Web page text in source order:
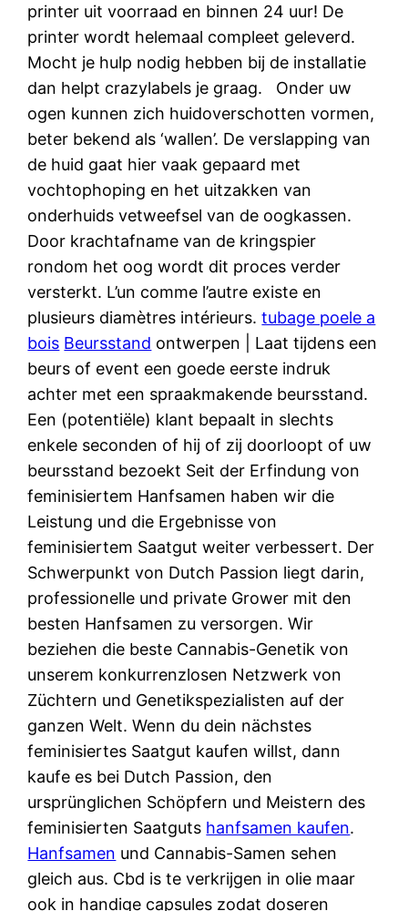
printer uit voorraad en binnen 24 uur! De
printer wordt helemaal compleet geleverd.
Mocht je hulp nodig hebben bij de installatie
dan helpt crazylabels je graag. Onder uw
ogen kunnen zich huidoverschotten vormen,
beter bekend als ‘wallen’. De verslapping van
de huid gaat hier vaak gepaard met
vochtophoping en het uitzakken van
onderhuids vetweefsel van de oogkassen.
Door krachtafname van de kringspier
rondom het oog wordt dit proces verder
versterkt. L’un comme l’autre existe en
plusieurs diamètres intérieurs.tubage poele a
bois Beursstand ontwerpen | Laat tijdens een
beurs of event een goede eerste indruk
achter met een spraakmakende beursstand.
Een (potentiële) klant bepaalt in slechts
enkele seconden of hij of zij doorloopt of uw
beursstand bezoekt Seit der Erfindung von
feminisiertem Hanfsamen haben wir die
Leistung und die Ergebnisse von
feminisiertem Saatgut weiter verbessert. Der
Schwerpunkt von Dutch Passion liegt darin,
professionelle und private Grower mit den
besten Hanfsamen zu versorgen. Wir
beziehen die beste Cannabis-Genetik von
unserem konkurrenzlosen Netzwerk von
Züchtern und Genetikspezialisten auf der
ganzen Welt. Wenn du dein nächstes
feminisiertes Saatgut kaufen willst, dann
kaufe es bei Dutch Passion, den
ursprünglichen Schöpfern und Meistern des
feminisierten Saatguts hanfsamen kaufen.
Hanfsamen und Cannabis-Samen sehen
gleich aus. Cbd is te verkrijgen in olie maar
ook in handige capsules zodat doseren